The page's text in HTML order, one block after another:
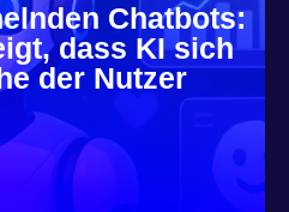
Chatbots:
dass KI sich
der Nutzer